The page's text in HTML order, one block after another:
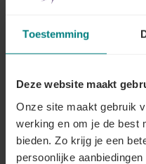
Toestemming
Deze website maakt
Onze site maakt gebruik
werking en om je de best
bieden. Zo krijg je een
persoonlijke
Hoe moet een
bewijzen?
Lees meer